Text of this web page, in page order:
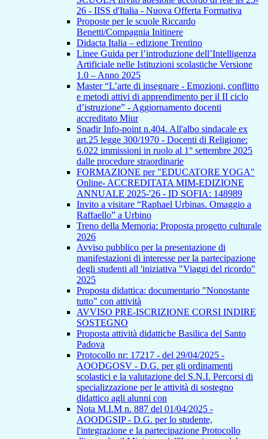
26 - IISS d'Italia - Nuova Offerta Formativa
Proposte per le scuole Riccardo
Benetti/Compagnia Initinere
Didacta Italia – edizione Trentino
Linee Guida per l’introduzione dell’Intelligenza
Artificiale nelle Istituzioni scolastiche Versione
1.0 – Anno 2025
Master “L’arte di insegnare - Emozioni, conflitto
e metodi attivi di apprendimento per il II ciclo
d’istruzione” - Aggiornamento docenti
accreditato Miur
Snadir Info-point n.404. All'albo sindacale ex
art.25 legge 300/1970 - Docenti di Religione:
6.022 immissioni in ruolo al 1° settembre 2025
dalle procedure straordinarie
FORMAZIONE per "EDUCATORE YOGA"
Online- ACCREDITATA MIM-EDIZIONE
ANNUALE 2025-'26 - ID SOFIA: 148989
Invito a visitare “Raphael Urbinas. Omaggio a
Raffaello” a Urbino
Treno della Memoria: Proposta progetto culturale
2026
Avviso pubblico per la presentazione di
manifestazioni di interesse per la partecipazione
degli studenti all 'iniziativa "Viaggi del ricordo"
2025
Proposta didattica: documentario "Nonostante
tutto" con attività
AVVISO PRE-ISCRIZIONE CORSI INDIRE
SOSTEGNO
Proposta attività didattiche Basilica del Santo
Padova
Protocollo nr: 17217 - del 29/04/2025 -
AOODGOSV - D.G. per gli ordinamenti
scolastici e la valutazione del S.N.I. Percorsi di
specializzazione per le attività di sostegno
didattico agli alunni con
Nota M.I.M n. 887 del 01/04/2025 -
AOODGSIP - D.G. per lo studente,
l'integrazione e la partecipazione Protocollo